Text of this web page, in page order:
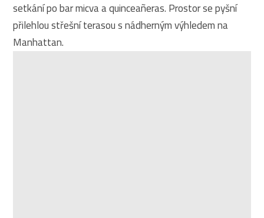
setkání po bar micva a quinceañeras. Prostor se pyšní
přilehlou střešní terasou s nádherným výhledem na
Manhattan.